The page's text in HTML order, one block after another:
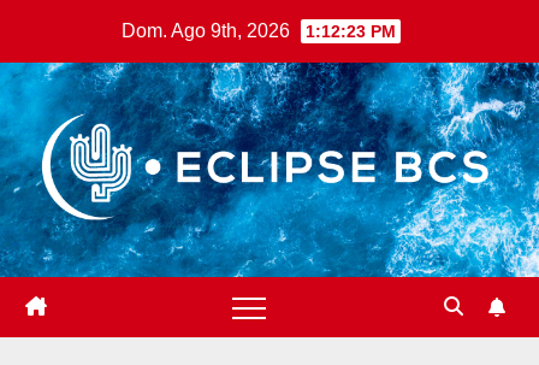
contenido
Dom. Ago 9th, 2026 1:12:25 PM